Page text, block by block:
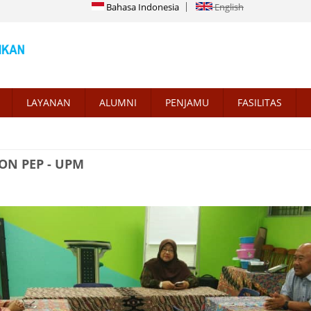
Bahasa Indonesia English
LAYANAN ALUMNI PENJAMU FASILITAS
PEP - UPM